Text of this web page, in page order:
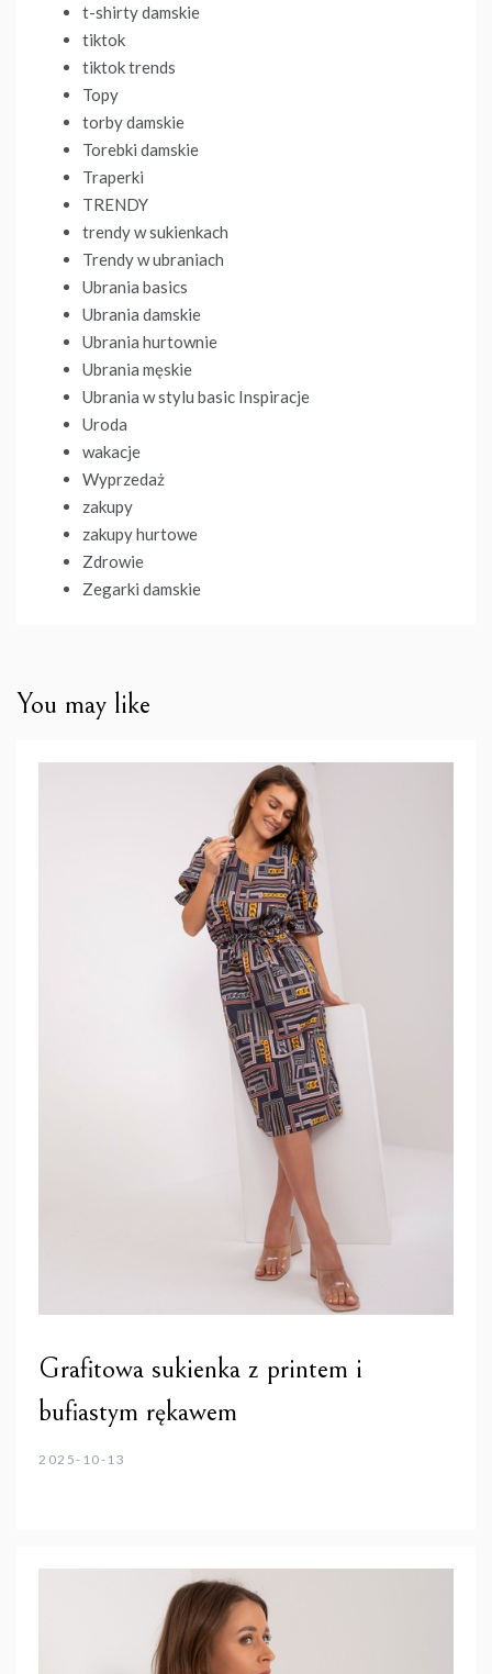
t-shirty damskie
tiktok
tiktok trends
Topy
torby damskie
Torebki damskie
Traperki
TRENDY
trendy w sukienkach
Trendy w ubraniach
Ubrania basics
Ubrania damskie
Ubrania hurtownie
Ubrania męskie
Ubrania w stylu basic Inspiracje
Uroda
wakacje
Wyprzedaż
zakupy
zakupy hurtowe
Zdrowie
Zegarki damskie
You may like
Grafitowa sukienka z printem i
bufiastym rękawem
2025-10-13